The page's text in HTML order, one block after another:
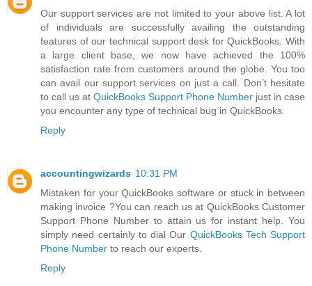
Our support services are not limited to your above list. A lot
of individuals are successfully availing the outstanding
features of our technical support desk for QuickBooks. With
a large client base, we now have achieved the 100%
satisfaction rate from customers around the globe. You too
can avail our support services on just a call. Don’t hesitate
to call us at QuickBooks Support Phone Number just in case
you encounter any type of technical bug in QuickBooks.
Reply
accountingwizards 10:31 PM
Mistaken for your QuickBooks software or stuck in between
making invoice ?You can reach us at QuickBooks Customer
Support Phone Number to attain us for instant help. You
simply need certainly to dial Our QuickBooks Tech Support
Phone Number to reach our experts.
Reply